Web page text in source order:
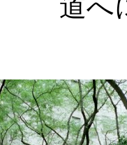
道へ